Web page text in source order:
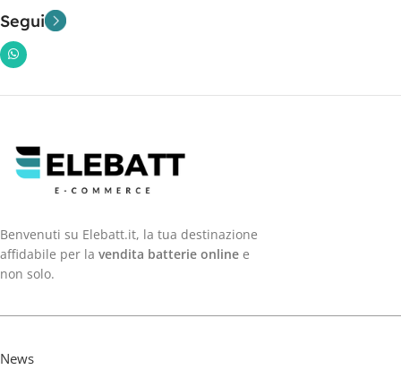
Segui
Benvenuti su Elebatt.it, la tua destinazione
affidabile per la vendita batterie online e
non solo.
News